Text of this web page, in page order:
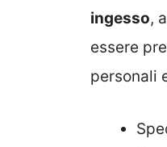
ingesso,
essere
personali